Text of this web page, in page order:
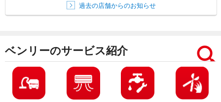
過去の店舗からのお知らせ
ベンリーのサービス紹介